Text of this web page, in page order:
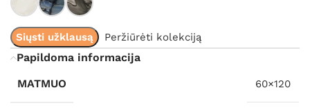
Siųsti užklausą Peržiūrėti kolekciją
Papildoma informacija
MATMUO
60×120